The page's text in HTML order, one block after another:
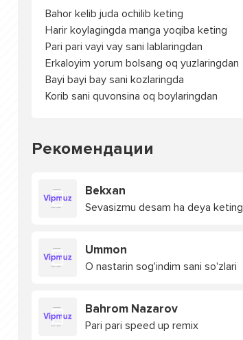
Bahor kelib juda ochilib keting
Harir koylagingda manga yoqiba keting
Pari pari vayi vay sani lablaringdan
Erkaloyim yorum bolsang oq yuzlaringdan
Bayi bayi bay sani kozlaringda
Korib sani quvonsina oq boylaringdan
Рекомендации
Bekxan
Sevasizmu desam ha deya keting
Ummon
O nastarin sog'indim sani so'zlari
Bahrom Nazarov
Pari pari speed up remix